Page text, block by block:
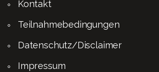
Kontakt
Teilnahmebedingungen
Datenschutz/Disclaimer
Impressum